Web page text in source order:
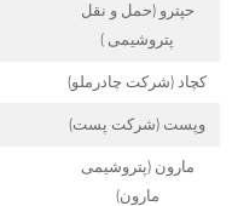
حپترو (حمل و نقل
پتروشیمی )
کچاد (شرکت چادرملو)
وپست (شرکت پست)
مارون (پتروشیمی
مارون)